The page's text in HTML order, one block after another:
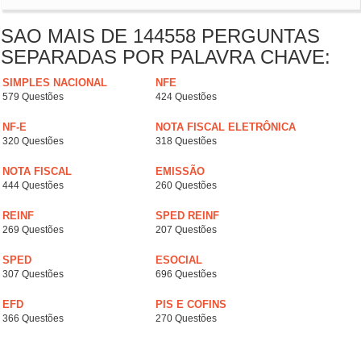
SAO MAIS DE 144558 PERGUNTAS
SEPARADAS POR PALAVRA CHAVE:
SIMPLES NACIONAL
579 Questões
NFE
424 Questões
NF-E
320 Questões
NOTA FISCAL ELETRÔNICA
318 Questões
NOTA FISCAL
444 Questões
EMISSÃO
260 Questões
REINF
269 Questões
SPED REINF
207 Questões
SPED
307 Questões
ESOCIAL
696 Questões
EFD
366 Questões
PIS E COFINS
270 Questões